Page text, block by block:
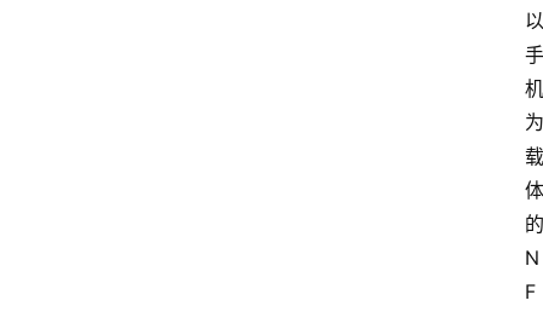
以
手
机
为
载
体
的
N
F